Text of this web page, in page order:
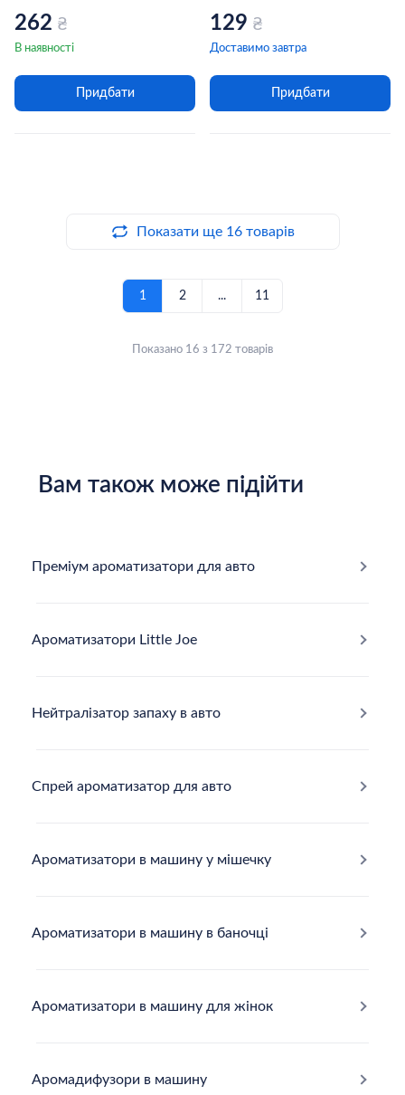
262 ₴
В наявності
Придбати
129 ₴
Доставимо завтра
Придбати
Показати ще 16 товарів
1 2 ... 11
Показано 16 з 172 товарів
Вам також може підійти
Преміум ароматизатори для авто
Ароматизатори Little Joe
Нейтралізатор запаху в авто
Спрей ароматизатор для авто
Ароматизатори в машину у мішечку
Ароматизатори в машину в баночці
Ароматизатори в машину для жінок
Аромадифузори в машину